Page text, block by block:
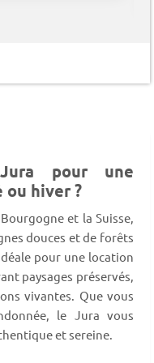
pour une
ou hiver ?
et la Suisse,
douces et de forêts
pour une location
paysages préservés,
vivantes. Que vous
le Jura vous
et sereine.